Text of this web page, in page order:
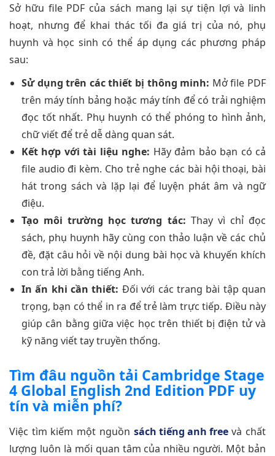
Sở hữu file PDF của sách mang lại sự tiện lợi và linh
hoạt, nhưng để khai thác tối đa giá trị của nó, phụ
huynh và học sinh có thể áp dụng các phương pháp
sau:
Sử dụng trên các thiết bị thông minh: Mở file PDF
trên máy tính bảng hoặc máy tính để có trải nghiệm
đọc tốt nhất. Phụ huynh có thể phóng to hình ảnh,
chữ viết để trẻ dễ dàng quan sát.
Kết hợp với tài liệu nghe: Hãy đảm bảo bạn có cả
file audio đi kèm. Cho trẻ nghe các bài hội thoại, bài
hát trong sách và lặp lại để luyện phát âm và ngữ
điệu.
Tạo môi trường học tương tác: Thay vì chỉ đọc
sách, phụ huynh hãy cùng con thảo luận về các chủ
đề, đặt câu hỏi về nội dung bài học và khuyến khích
con trả lời bằng tiếng Anh.
In ấn khi cần thiết: Đối với các trang bài tập quan
trọng, bạn có thể in ra để trẻ làm trực tiếp. Điều này
giúp cân bằng giữa việc học trên thiết bị điện tử và
kỹ năng viết tay truyền thống.
Tìm đâu nguồn tải Cambridge Stage
4 Global English 2nd Edition PDF uy
tín và miễn phí?
Việc tìm kiếm một nguồn sách tiếng anh freevà chất
lượng luôn là mối quan tâm của nhiều người. Một bản